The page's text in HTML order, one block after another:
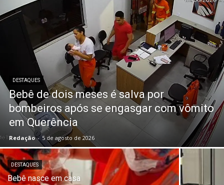
DESTAQUES
Bebê de dois meses é salva por
bombeiros após se engasgar com vômito
em Querência
Redação - 5 de agosto de 2026
DESTAQUES
Bebê nasce em casa